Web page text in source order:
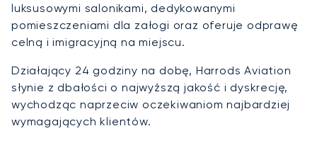
luksusowymi salonikami, dedykowanymi
pomieszczeniami dla załogi oraz oferuje odprawę
celną i imigracyjną na miejscu.
Działający 24 godziny na dobę, Harrods Aviation
słynie z dbałości o najwyższą jakość i dyskrecję,
wychodząc naprzeciw oczekiwaniom najbardziej
wymagających klientów.